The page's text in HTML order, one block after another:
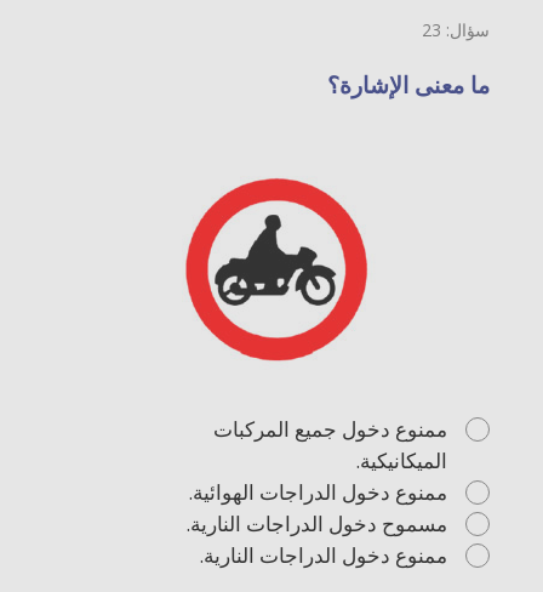
سؤال: 23
ما معنى الإشارة؟
ممنوع دخول جميع المركبات
الميكانيكية.
ممنوع دخول الدراجات الهوائية.
مسموح دخول الدراجات النارية.
ممنوع دخول الدراجات النارية.